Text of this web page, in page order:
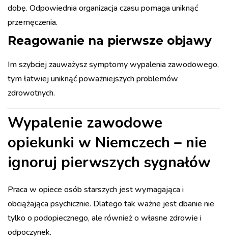
dobę. Odpowiednia organizacja czasu pomaga uniknąć
przemęczenia.
Reagowanie na pierwsze objawy
Im szybciej zauważysz symptomy wypalenia zawodowego,
tym łatwiej uniknąć poważniejszych problemów
zdrowotnych.
Wypalenie zawodowe
opiekunki w Niemczech – nie
ignoruj pierwszych sygnałów
Praca w opiece osób starszych jest wymagająca i
obciążająca psychicznie. Dlatego tak ważne jest dbanie nie
tylko o podopiecznego, ale również o własne zdrowie i
odpoczynek.